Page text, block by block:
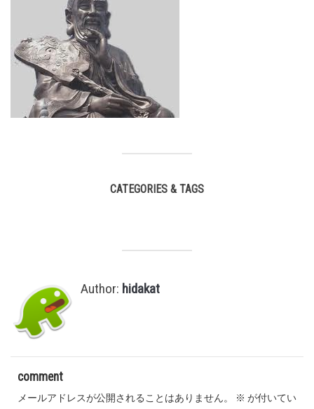
CATEGORIES & TAGS
Author: hidakat
comment
メールアドレスが公開されることはありません。 ※ が付いてい